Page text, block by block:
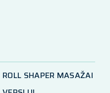
ROLL SHAPER MASAŽAI